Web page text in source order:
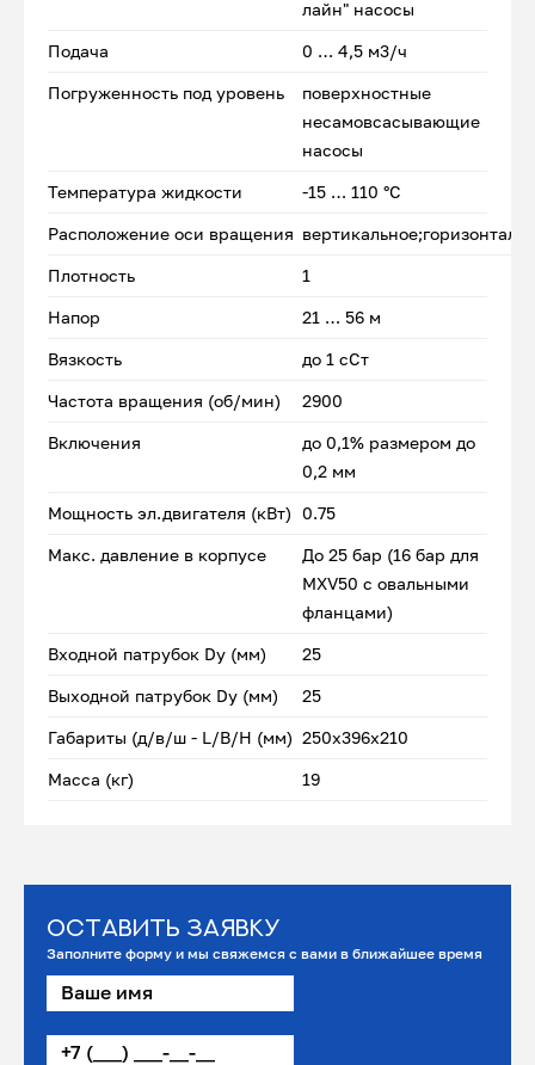
лайн" насосы
Подача 0 … 4,5 м3/ч
Погруженность под уровень
поверхностные
несамовсасывающие
насосы
Температура жидкости -15 … 110 °C
Расположение оси вращения
Плотность 1
Напор 21 … 56 м
Вязкость до 1 сСт
Частота вращения (об/мин) 2900
Включения
до 0,1% размером до
0,2 мм
Мощность эл.двигателя (кВт) 0.75
Макс. давление в корпусе
До 25 бар (16 бар для
MXV50 с овальными
фланцами)
Входной патрубок Dу (мм) 25
Выходной патрубок Dу (мм) 25
Габариты (д/в/ш - L/B/H (мм) 250x396x210
Масса (кг) 19
Оставить заявку
Заполните форму и мы свяжемся с вами в ближайшее время